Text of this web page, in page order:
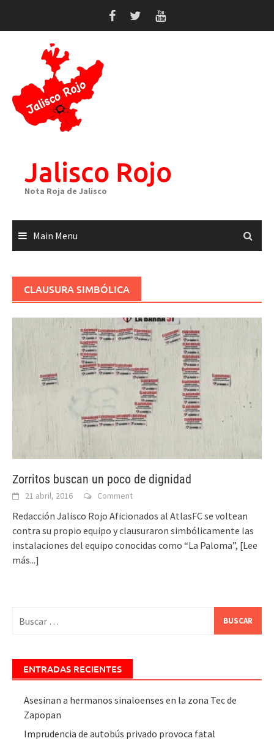
Jalisco Rojo
Nota Roja de Jalisco
Main Menu
CLAUSURA SIMBÓLICA
Zorritos buscan un poco de dignidad
21 abril, 2016 Comment
Redacción Jalisco Rojo Aficionados al AtlasFC se voltean
contra su propio equipo y clausuraron simbólicamente las
instalaciones del equipo conocidas como “La Paloma”, [Lee
más...]
ENTRADAS RECIENTES
Asesinan a hermanos sinaloenses en la zona Tec de
Zapopan
Imprudencia de autobús privado provoca fatal